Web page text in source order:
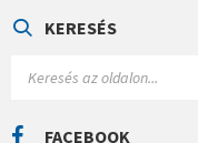
Á
KERESÉS
C
FACEBOOK